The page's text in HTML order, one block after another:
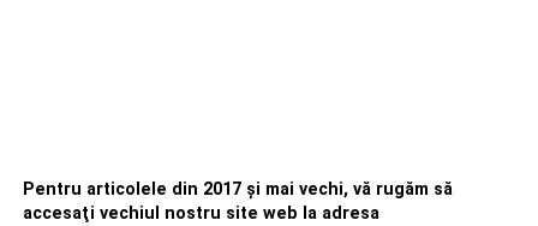
Pentru articolele din 2017 şi mai vechi, vă rugăm să
accesaţi vechiul nostru site web la adresa